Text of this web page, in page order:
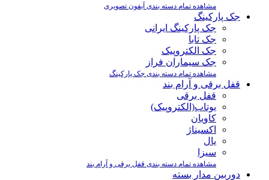
مشاهده تمام دسته بندی آیفون تصویری
جک پارکینگ
جک پارکینگ ایرانی
جک تابا
جک الکتروپیک
جک سیماران فراز
مشاهده تمام دسته بندی جک پارکینگ
قفل برقی و آرام بند
قفل برقی
یوتاب(الکتروپیک)
کاویان
اکسیناژ
یال
سیزا
مشاهده تمام دسته بندی قفل برقی و آرام بند
دوربین مدار بسته